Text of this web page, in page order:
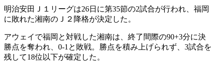
明治安田Ｊ１リーグは26日に第35節の2試合が行われ、福岡
に敗れた湘南のＪ２降格が決定した。
アウェイで福岡と対戦した湘南は、終了間際の90+3分に決
勝点を奪われ、0-1と敗戦。勝点を積み上げられず、3試合を
残して18位以下が確定した。